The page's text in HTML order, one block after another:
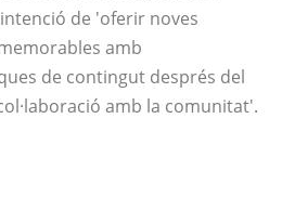
de 'oferir noves
amb
de contingut després del
amb la comunitat'.